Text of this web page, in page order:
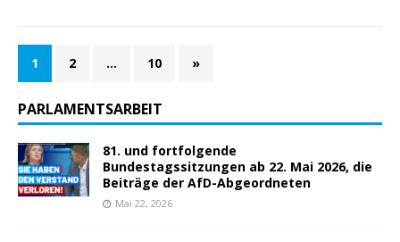
1 2 … 10 »
PARLAMENTSARBEIT
81. und fortfolgende
Bundestagssitzungen ab 22. Mai 2026, die
Beiträge der AfD-Abgeordneten
Mai 22, 2026